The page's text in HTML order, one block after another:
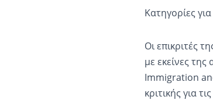
Κατηγορίες
Οι επικριτές
με εκείνες
Immigration
κριτικής για